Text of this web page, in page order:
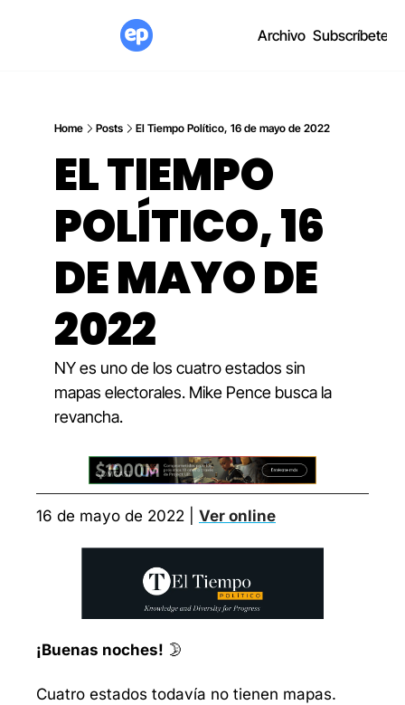
Archivo Subscríbete
Home Posts El Tiempo Político, 16 de mayo de 2022
EL TIEMPO
POLÍTICO, 16
DE MAYO DE
2022
NY es uno de los cuatro estados sin
mapas electorales. Mike Pence busca la
revancha.
16 de mayo de 2022 | Ver online
¡Buenas noches! 🌛
Cuatro estados todavía no tienen mapas.